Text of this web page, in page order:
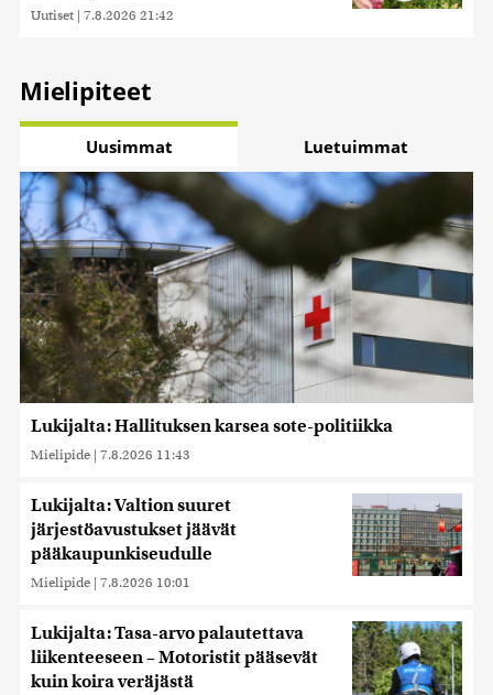
Uutiset | 7.8.2026 21:42
Mielipiteet
Uusimmat Luetuimmat
Lukijalta: Hallituksen karsea sote-politiikka
Mielipide | 7.8.2026 11:43
Lukijalta: Valtion suuret
järjestöavustukset jäävät
pääkaupunkiseudulle
Mielipide | 7.8.2026 10:01
Lukijalta: Tasa-arvo palautettava
liikenteeseen – Motoristit pääsevät
kuin koira veräjästä